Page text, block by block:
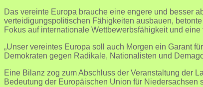
Das vereinte Europa brauche eine engere und besser
verteidigungspolitischen Fähigkeiten ausbauen,
Fokus auf internationale Wettbewerbsfähigkeit und
„Unser vereintes Europa soll auch Morgen ein Garant
Demokraten gegen Radikale, Nationalisten und
Eine Bilanz zog zum Abschluss der Veranstaltung der
Bedeutung der Europäischen Union für Niedersachsen